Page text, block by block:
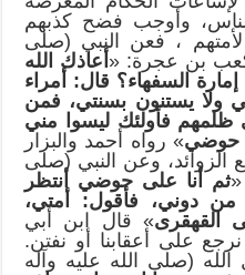
الناس، وأوجب فضح كذبهم
، فعن النبي (صلى
بن عجرة: « أعاذك الله
السفهاء؟ قال: أمراء
ولا يستنون بسنتي، فمن
ظلمهم فأولئك ليسوا مني
حوضي» رواه أحمد والبزار
الزوائد، وعن النبي (صلى
«ثم أنا على حوضي أنتظر
دوني، فأقول: أمتي،
القهقرى» قال ابن أبي
على أعقابنا أو نفتن.
(صلى الله عليه وآله